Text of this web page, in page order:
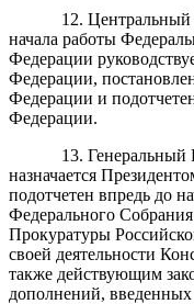
12. Центральный
начала работы
Федерации
Федерации,
Федерации и
Федерации.
13. Генеральный
назначается
подотчетен впредь до
Федерального
Прокуратуры
своей деятельности
также действующим
дополнений,